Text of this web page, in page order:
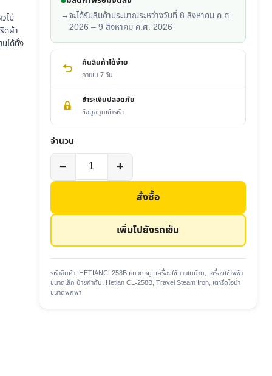
ไม่
ดผ้า
ได้ทั้ง
→จะได้รับสินค้าประมาณระหว่างวันที่ 8 สิงหาคม ค.ศ.
2026 – 9 สิงหาคม ค.ศ. 2026
คืนสินค้าได้ง่าย
ภายใน 7 วัน
ชำระเงินปลอดภัย
ข้อมูลถูกเข้ารหัส
สั่งซื้อ
จำนวน
−
จำนวน
Hetian
258B
ไอ
น้ำ
ขนาด
พกพา
+
เพิ่มไปยังรถเข็น
รหัสสินค้า: HETIANCL258B หมวดหมู่: เครื่องใช้ภายในบ้าน, เครื่องใช้ไฟฟ้า
ขนาดเล็ก ป้ายกำกับ: Hetian CL-258B, Travel Steam Iron, เตารีดไอน้ำ
ขนาดพกพา